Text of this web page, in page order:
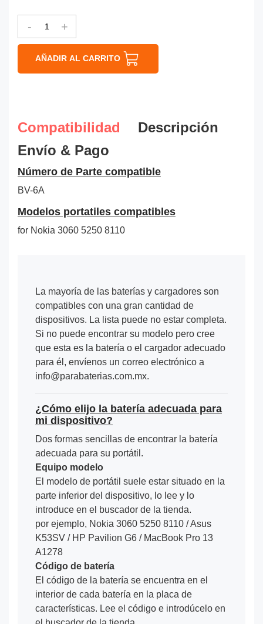
- +
AÑADIR AL CARRITO
Compatibilidad
Descripción
Envío & Pago
Número de Parte compatible
BV-6A
Modelos portatiles compatibles
for Nokia 3060 5250 8110
La mayoría de las baterías y cargadores son
compatibles con una gran cantidad de
dispositivos. La lista puede no estar completa.
Si no puede encontrar su modelo pero cree
que esta es la batería o el cargador adecuado
para él, envíenos un correo electrónico a
info@parabaterias.com.mx.
¿Cómo elijo la batería adecuada para
mi dispositivo?
Dos formas sencillas de encontrar la batería
adecuada para su portátil.
Equipo modelo
El modelo de portátil suele estar situado en la
parte inferior del dispositivo, lo lee y lo
introduce en el buscador de la tienda.
por ejemplo, Nokia 3060 5250 8110 / Asus
K53SV / HP Pavilion G6 / MacBook Pro 13
A1278
Código de batería
El código de la batería se encuentra en el
interior de cada batería en la placa de
características. Lee el código e introdúcelo en